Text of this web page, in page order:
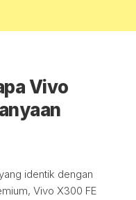
Vivo
identik dengan
Vivo X300 FE